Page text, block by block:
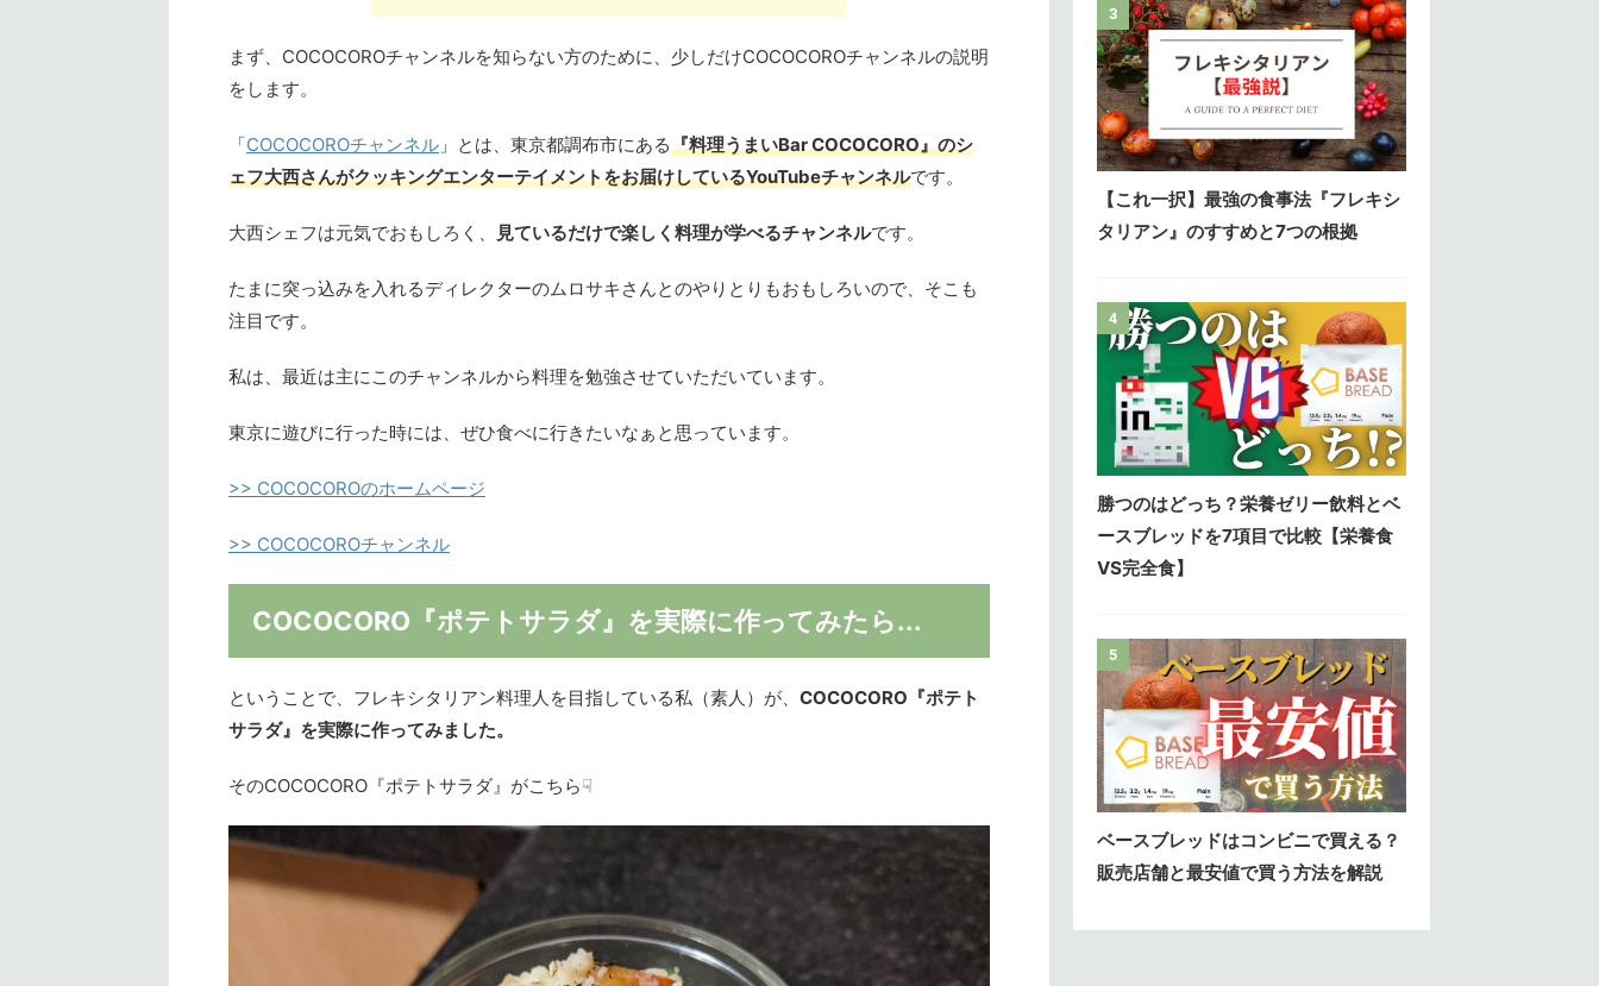
まず、COCOCOROチャンネルを知らない方のために、少しだけCOCOCOROチャンネルの説明
をします。
「COCOCOROチャンネル 」とは、東京都調布市にある『料理うまいBar COCOCORO』のシ
ェフ大西さんがクッキングエンターテイメントをお届けしているYouTubeチャンネルです。
大西シェフは元気でおもしろく、 見ているだけで楽しく料理が学べるチャンネルです。
たまに突っ込みを入れるディレクターのムロサキさんとのやりとりもおもしろいので、そこも
注目です。
私は、最近は主にこのチャンネルから料理を勉強させていただいています。
東京に遊びに行った時には、ぜひ食べに行きたいなぁと思っています。
>> COCOCOROのホームページ
>> COCOCOROチャンネル
COCOCORO『ポテトサラダ』を実際に作ってみたら...
ということで、フレキシタリアン料理人を目指している私（素人）が、 COCOCORO『ポテト
サラダ』を実際に作ってみました。
そのCOCOCORO『ポテトサラダ』がこちら☟
3
【これ一択】最強の食事法『フレキシ
タリアン』のすすめと7つの根拠
4
勝つのはどっち？栄養ゼリー飲料とベ
ースブレッドを7項目で比較【栄養食
VS完全食】
5
ベースブレッドはコンビニで買える？
販売店舗と最安値で買う方法を解説